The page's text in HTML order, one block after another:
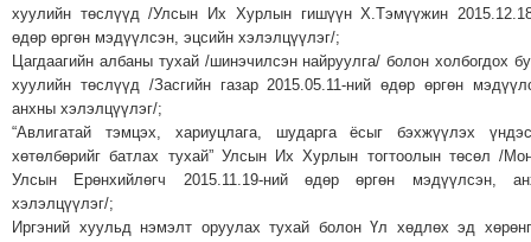
НИЙСЛЭЛ
ТАНИН
МЭДЭХҮЙ
ТЕХНОЛОГИ
ЭРДЭНЭТ
ҮЙЛДВЭРИЙН
ЭРГЭН
хуулийн төслүүд /Улсын Их Хурлын гишүүн Х.Тэмүүжин
өдөр өргөн мэдүүлсэн, эцсийн хэлэлцүүлэг/;
Цагдаагийн албаны тухай /шинэчилсэн найруулга/ болон холбогдох
хуулийн төслүүд /Засгийн газар 2015.05.11-ний өдөр өргөн
анхны хэлэлцүүлэг/;
“Авлигатай тэмцэх, хариуцлага, шударга ёсыг бэхжүүлэх
хөтөлбөрийг батлах тухай” Улсын Их Хурлын тогтоолын төсөл /
Улсын Ерөнхийлөгч 2015.11.19-ний өдөр өргөн мэдүүлсэн,
хэлэлцүүлэг/;
Иргэний хуульд нэмэлт оруулах тухай болон Үл хөдлөх эд